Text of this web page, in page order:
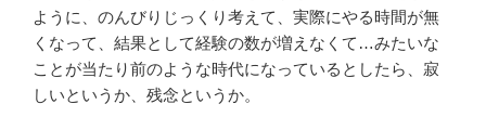
ように、のんびりじっくり考えて、実際にやる時間が無
くなって、結果として経験の数が増えなくて…みたいな
ことが当たり前のような時代になっているとしたら、寂
しいというか、残念というか。